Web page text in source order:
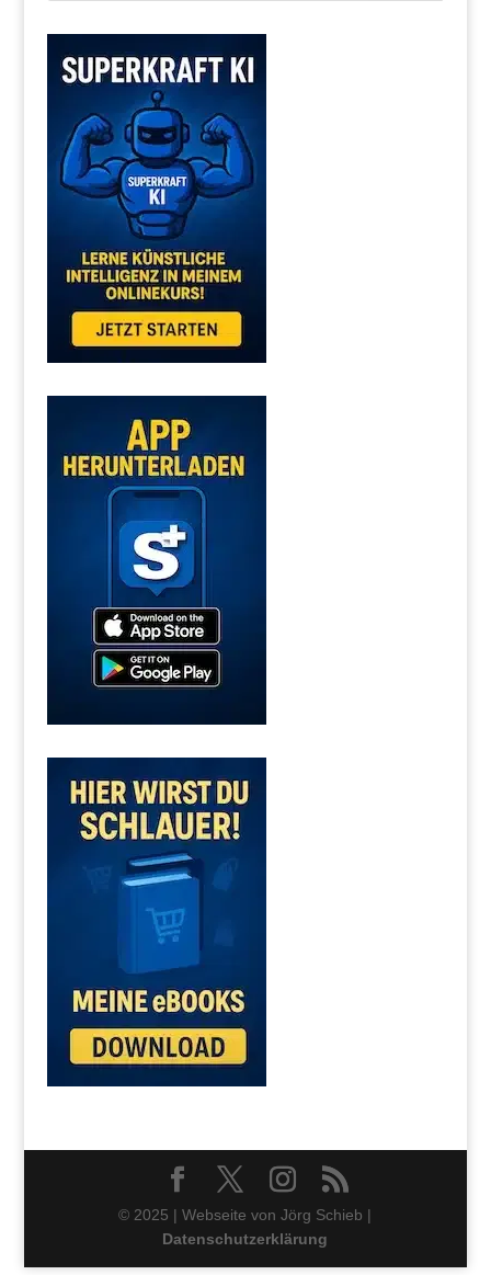
© 2025 | Webseite von Jörg Schieb |
Datenschutzerklärung